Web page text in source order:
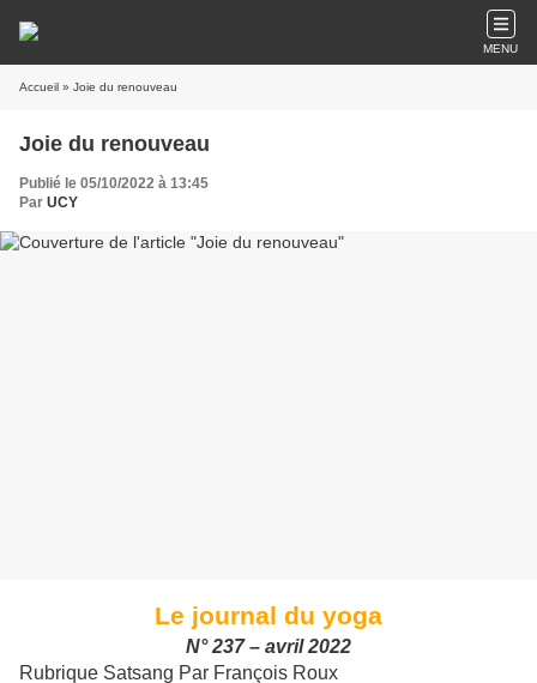
MENU
Accueil » Joie du renouveau
Joie du renouveau
Publié le 05/10/2022 à 13:45
Par UCY
Le journal du yoga
N° 237 – avril 2022
Rubrique Satsang Par François Roux